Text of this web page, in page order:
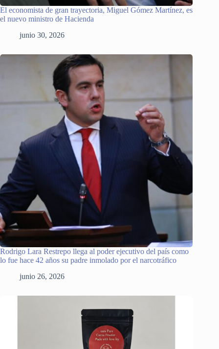
El economista de gran trayectoria, Miguel Gómez Martínez, es
el nuevo ministro de Hacienda
junio 30, 2026
Rodrigo Lara Restrepo llega al poder ejecutivo del país como
lo fue hace 42 años su padre inmolado por el narcotráfico
junio 26, 2026